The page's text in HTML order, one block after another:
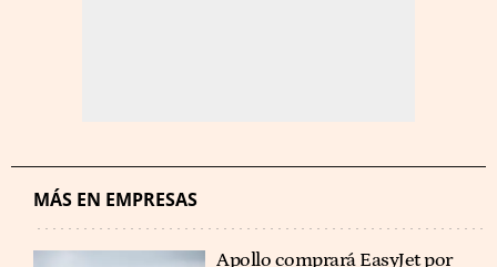
MÁS EN EMPRESAS
Apollo comprará EasyJet por